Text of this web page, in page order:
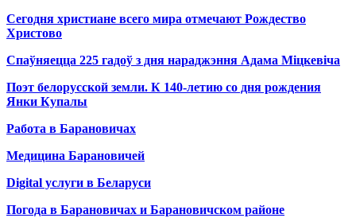
Сегодня христиане всего мира отмечают Рождество
Христово
Спаўняецца 225 гадоў з дня нараджэння Адама Міцкевіча
Поэт белорусской земли. К 140-летию со дня рождения
Янки Купалы
Работа в Барановичах
Медицина Барановичей
Digital услуги в Беларуси
Погода в Барановичах и Барановичском районе